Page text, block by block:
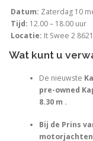
Datum: Zaterdag 10
Tijd: 12.00 – 18.00 uur
Locatie: It Swee 2
Wat kunt u
De nieuwste
pre-owned
8.30 m .
Bij de Prins